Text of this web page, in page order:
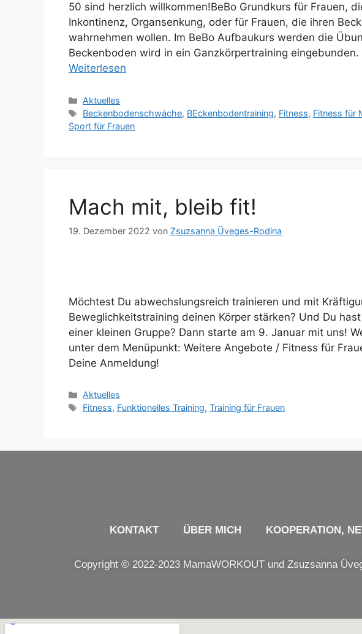
50 sind herzlich willkommen!BeBo Grundkurs für Frauen,
Inkontinenz, Organsenkung, oder für Frauen, die ihren
wahrnehmen wollen. Im BeBo Aufbaukurs werden die
Beckenboden wird in ein Ganzkörpertraining
Weiterlesen
Aktuelles
Beckenbodenschwäche, BEckenbodentraining, Fitness, Fitness für
Sport für Frauen
Mach mit, bleib fit!
19. Dezember 2022 von Zsuzsanna Üveges-Rodina
Möchtest Du abwechslungsreich trainieren und mit
Beweglichkeitstraining deinen Körper stärken? Und Du
einer kleinen Gruppe? Dann starte am 9. Januar mit uns!
unter dem Menüpunkt: Weitere Angebote / Fitness für
Deine Anmeldung!
Aktuelles
Fitness, Funktionelles Training,Training für Frauen
KONTAKT ÜBER MICH KOOPERATION,
Copyright © 2022-2023 MamaWORKOUT und Zsuzsanna